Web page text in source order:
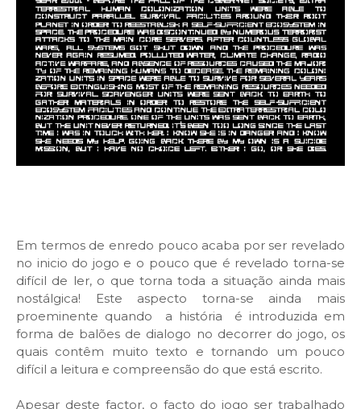
Em termos de enredo pouco acaba por ser revelado
no inicio do jogo e o pouco que é revelado torna-se
difícil de ler, o que torna toda a situação ainda mais
nostálgica! Este aspecto torna-se ainda mais
proeminente quando a história é introduzida em
forma de balões de dialogo no decorrer do jogo, os
quais contêm muito texto e tornando um pouco
difícil a leitura e compreensão do que está escrito.
Apesar deste factor, o facto do jogo ser trabalhado